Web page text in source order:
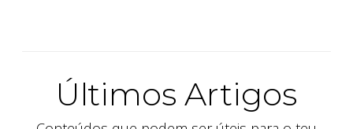
Últimos Artigos